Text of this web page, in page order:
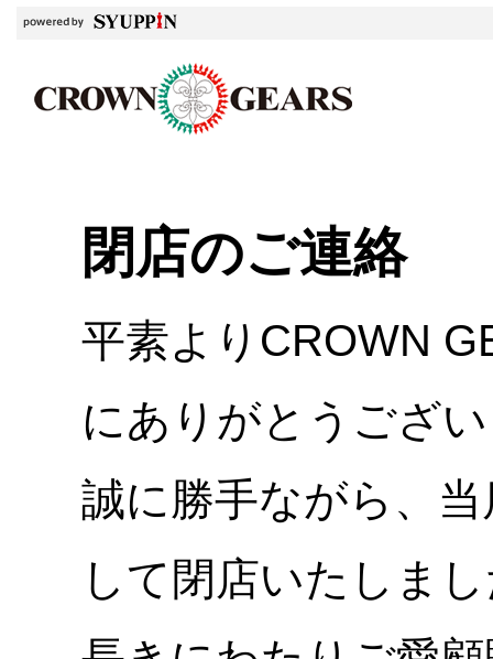
閉店のご連絡
平素よりCROWN
にありがとうござ
誠に勝手ながら、
して閉店いたしま